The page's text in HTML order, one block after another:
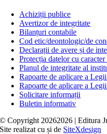
Achiziții publice
Avertizor de integritate
Bilanțuri contabile
Cod etic/deontologic/de
Declarații de avere și de
Protecția datelor cu caracter
Planul de integritate al
Rapoarte de aplicare a
Rapoarte de aplicare a
Solicitare informații
Buletin informativ
© Copyright 20262026 | Editura
Site realizat cușide SiteXdesign